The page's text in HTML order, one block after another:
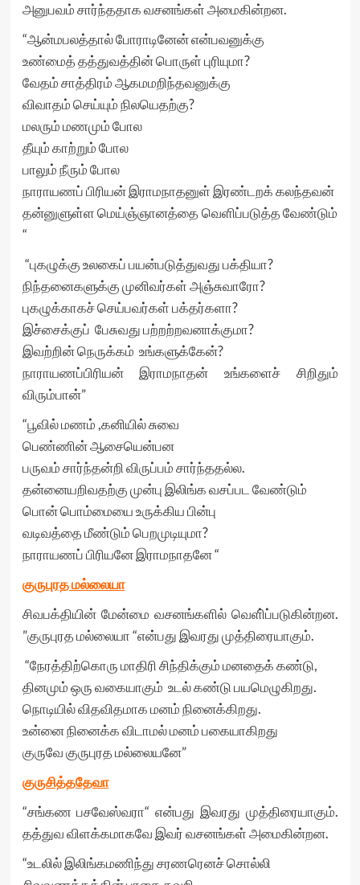
அனுபவம் சார்ந்ததாக வசனங்கள் அமைகின்றன.
“ஆன்மபலத்தால் போராடினேன் என்பவனுக்கு
உண்மைத் தத்துவத்தின் பொருள் புரியுமா?
வேதம் சாத்திரம் ஆகமமறிந்தவனுக்கு
விவாதம் செய்யும் நிலயெதற்கு?
மலரும் மணமும் போல
தீயும் காற்றும் போல
பாலும் நீரும் போல
நாராயணப் பிரியன் இராமநாதனுள் இரண்டறக் கலந்தவன்
தன்னுளுள்ள மெய்ஞ்ஞானத்தை வெளிப்படுத்த வேண்டும்
“
“புகழுக்கு உலகைப் பயன்படுத்துவது பக்தியா?
நிந்தனைகளுக்கு முனிவர்கள் அஞ்சுவாரோ?
புகழுக்காகச் செய்பவர்கள் பக்தர்களா?
இச்சைக்குப் பேசுவது பற்றற்றவனாக்குமா?
இவற்றின் நெருக்கம் உங்களுக்கேன்?
நாராயணப்பிரியன் இராமநாதன் உங்களைச் சிறிதும்
விரும்பான்”
“பூவில் மணம் ,கனியில் சுவை
பெண்ணின் ஆசையென்பன
பருவம் சார்ந்தன்றி விருப்பம் சார்ந்ததல்ல.
தன்னையறிவதற்கு முன்பு இலிங்க வசப்பட வேண்டும்
பொன் பொம்மையை உருக்கிய பின்பு
வடிவத்தை மீண்டும் பெறமுடியுமா?
நாராயணப் பிரியனே இராமநாதனே “
குருபுரத மல்லையா
சிவபக்தியின் மேன்மை வசனங்களில் வெளி்ப்படுகின்றன.
”குருபுரத மல்லையா “என்பது இவரது முத்திரையாகும்.
“நேரத்திற்கொரு மாதிரி சிந்திக்கும் மனதைக் கண்டு,
தினமும் ஒரு வகையாகும் உடல் கண்டு பயமெழுகிறது.
நொடியில் விதவிதமாக மனம் நினைக்கிறது.
உன்னை நினைக்க விடாமல் மனம் பகையாகிறது
குருவே குருபுரத மல்லையனே”
குருசித்ததேவா
“சங்கண பசவேஸ்வரா“ என்பது இவரது முத்திரையாகும்.
தத்துவ விளக்கமாகவே இவர் வசனங்கள் அமைகின்றன.
“உடலில் இலிங்கமணிந்து சரணரெனச் சொல்லி